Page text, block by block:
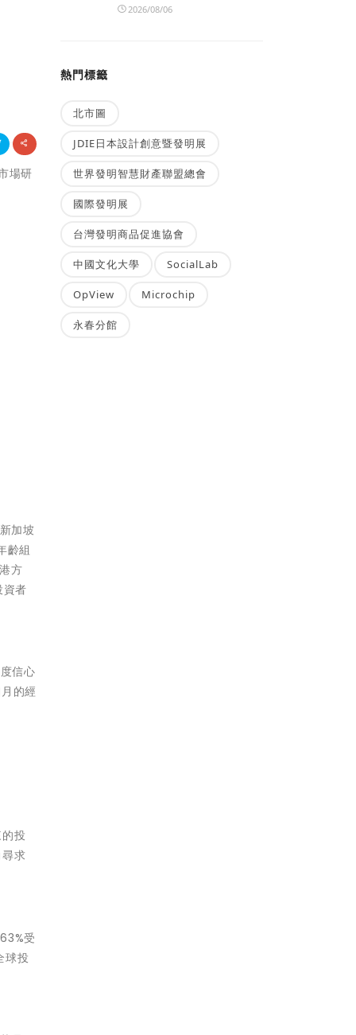
場研
加坡
齡組
方
者
信心
的經
投
尋求
受
球投
2026/08/06
熱門標籤
北市圖
JDIE日本設計創意暨發明展
世界發明智慧財產聯盟總會
國際發明展
台灣發明商品促進協會
中國文化大學 SocialLab
OpView Microchip
永春分館